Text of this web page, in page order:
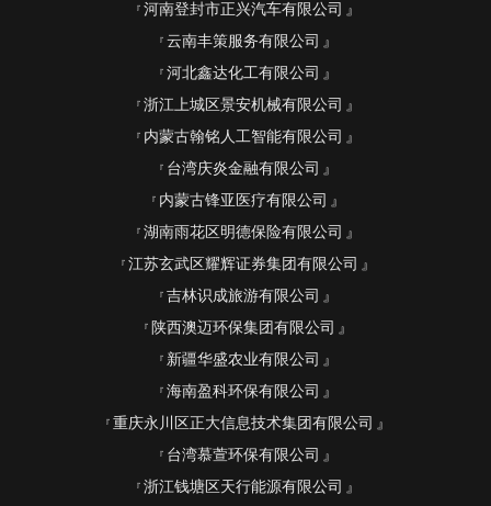
河南登封市正兴汽车有限公司
云南丰策服务有限公司
河北鑫达化工有限公司
浙江上城区景安机械有限公司
内蒙古翰铭人工智能有限公司
台湾庆炎金融有限公司
内蒙古锋亚医疗有限公司
湖南雨花区明德保险有限公司
江苏玄武区耀辉证券集团有限公司
吉林识成旅游有限公司
陕西澳迈环保集团有限公司
新疆华盛农业有限公司
海南盈科环保有限公司
重庆永川区正大信息技术集团有限公司
台湾慕萱环保有限公司
浙江钱塘区天行能源有限公司